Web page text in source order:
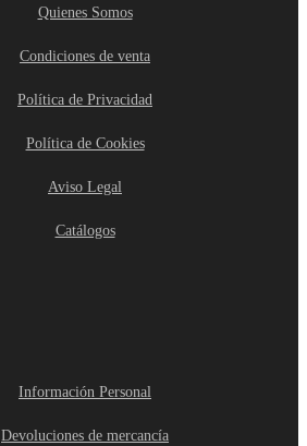
Quienes Somos
Condiciones de venta
Política de Privacidad
Política de Cookies
Aviso Legal
Catálogos
Información Personal
Devoluciones de mercancía